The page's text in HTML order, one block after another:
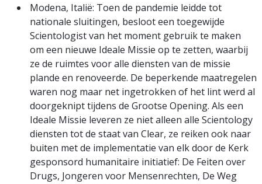
Modena, Italië: Toen de pandemie leidde tot
nationale sluitingen, besloot een toegewijde
Scientologist van het moment gebruik te maken
om een nieuwe Ideale Missie op te zetten, waarbij
ze de ruimtes voor alle diensten van de missie
plande en renoveerde. De beperkende maatregelen
waren nog maar net ingetrokken of het lint werd al
doorgeknipt tijdens de Grootse Opening. Als een
Ideale Missie leveren ze niet alleen alle Scientology
diensten tot de staat van Clear, ze reiken ook naar
buiten met de implementatie van elk door de Kerk
gesponsord humanitaire initiatief: De Feiten over
Drugs, Jongeren voor Mensenrechten, De Weg